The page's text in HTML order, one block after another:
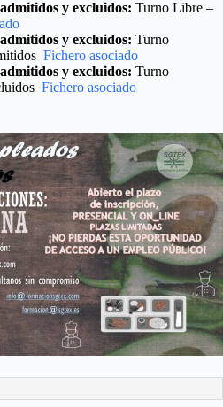
y excluidos: Turno Libre –
y excluidos: Turno
Fichero asociado
y excluidos: Turno
Fichero asociado